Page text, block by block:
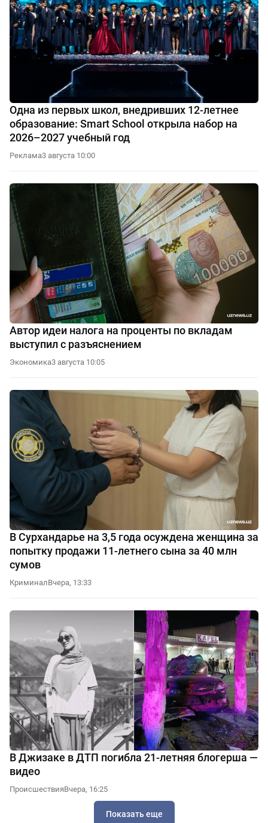
Одна из первых школ, внедривших 12-летнее
образование: Smart School открыла набор на
2026–2027 учебный год
Реклама3 августа 10:00
Автор идеи налога на проценты по вкладам
выступил с разъяснением
Экономика3 августа 10:05
В Сурхандарье на 3,5 года осуждена женщина за
попытку продажи 11-летнего сына за 40 млн
сумов
КриминалВчера, 13:33
В Джизаке в ДТП погибла 21-летняя блогерша —
видео
ПроисшествияВчера, 16:25
Показать еще